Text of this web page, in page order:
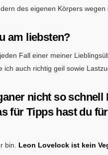
des eigenen Körpers wegen
am liebsten?
Fall einer meiner
auch richtig geil sowie
nicht so schnell
für Tipps hast du
bin. Leon Lovelock ist kein